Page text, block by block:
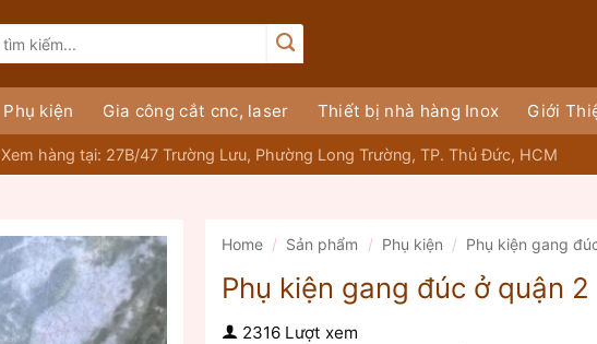
Phụ kiện Gia công cắt cnc, laser Thiết bị nhà hàng Inox Giới
Xem hàng tại: 27B/47 Trường Lưu, Phường Long Trường, TP. Thủ Đức, HCM
Home / Sản phẩm / Phụ kiện / Phụ kiện gang
Phụ kiện gang đúc ở quận 2
2316 Lượt xem